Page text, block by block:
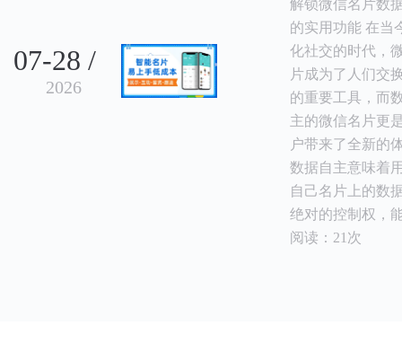
07-28 /
2026
解锁微信名片数
的实用功能 在当
化社交的时代，
片成为了人们交
的重要工具，而
主的微信名片更
户带来了全新的
数据自主意味着
自己名片上的数
绝对的控制权，
阅读：21次